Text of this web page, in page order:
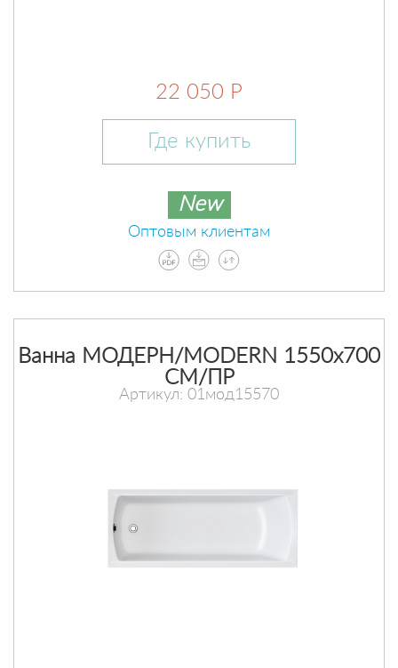
22 050 Р
Где купить
New
Оптовым клиентам
Ванна МОДЕРН/MODERN 1550х700
СМ/ПР
Артикул: 01мод15570